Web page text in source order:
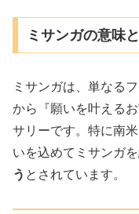
ミサンガの意味
ミサンガは、単なる
から『願いを叶える
サリーです。特に南
いを込めてミサンガを
う とされています。